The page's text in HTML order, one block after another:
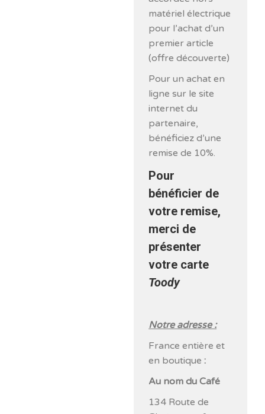
matériel électrique
pour l’achat d’un
premier article
(offre découverte)
Pour un achat en
ligne sur le site
internet du
partenaire,
bénéficiez d’une
remise de 10%.
Pour
bénéficier de
votre remise,
merci de
présenter
votre carte
Toody
Notre adresse :
France entière et
en boutique :
Au nom du Café
134 Route de